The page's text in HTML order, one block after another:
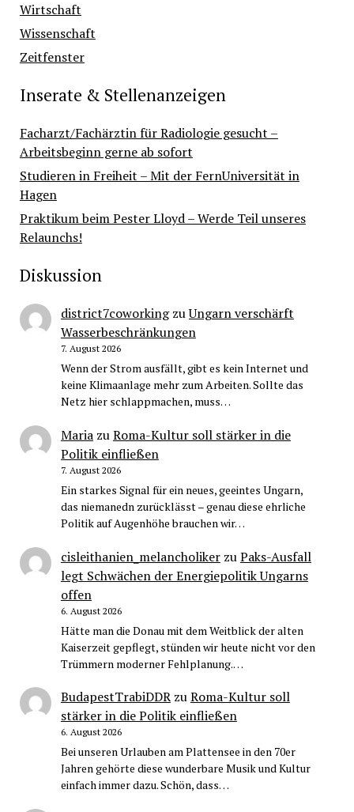
Wirtschaft
Wissenschaft
Zeitfenster
Inserate & Stellenanzeigen
Facharzt/Fachärztin für Radiologie gesucht –
Arbeitsbeginn gerne ab sofort
Studieren in Freiheit – Mit der FernUniversität in
Hagen
Praktikum beim Pester Lloyd – Werde Teil unseres
Relaunchs!
Diskussion
district7coworkingzuUngarn verschärft
Wasserbeschränkungen
7. August 2026
Wenn der Strom ausfällt, gibt es kein Internet und
keine Klimaanlage mehr zum Arbeiten. Sollte das
Netz hier schlappmachen, muss…
MariazuRoma-Kultur soll stärker in die
Politik einfließen
7. August 2026
Ein starkes Signal für ein neues, geeintes Ungarn,
das niemanedn zurücklässt – genau diese ehrliche
Politik auf Augenhöhe brauchen wir…
cisleithanien_melancholikerzuPaks-Ausfall
legt Schwächen der Energiepolitik Ungarns
offen
6. August 2026
Hätte man die Donau mit dem Weitblick der alten
Kaiserzeit gepflegt, stünden wir heute nicht vor den
Trümmern moderner Fehlplanung.…
BudapestTrabiDDRzuRoma-Kultur soll
stärker in die Politik einfließen
6. August 2026
Bei unseren Urlauben am Plattensee in den 70er
Jahren gehörte diese wunderbare Musik und Kultur
einfach immer dazu. Schön, dass…